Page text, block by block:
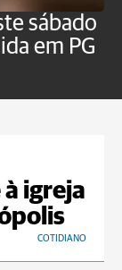
sábado
em PG
igreja
COTIDIANO